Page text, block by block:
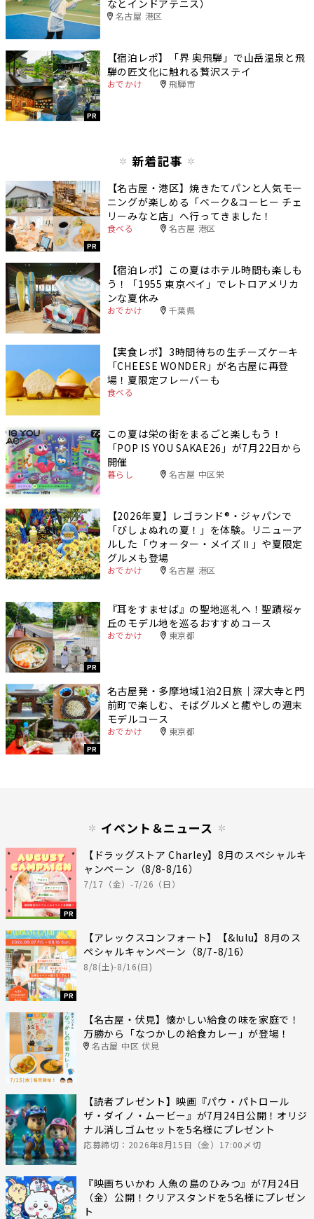
なとインドアテニス）
名古屋 港区
PR
【宿泊レポ】「界 奥飛騨」で山岳温泉と飛
騨の匠文化に触れる贅沢ステイ
おでかけ 飛騨市
新着記事
PR
【名古屋・港区】焼きたてパンと人気モー
ニングが楽しめる「ベーク&コーヒー チェ
リーみなと店」へ行ってきました！
食べる 名古屋 港区
【宿泊レポ】この夏はホテル時間も楽しも
う！「1955 東京ベイ」でレトロアメリカ
ンな夏休み
おでかけ 千葉県
【実食レポ】3時間待ちの生チーズケーキ
「CHEESE WONDER」が名古屋に再登
場！夏限定フレーバーも
食べる
この夏は栄の街をまるごと楽しもう！
「POP IS YOU SAKAE26」が7月22日から
開催
暮らし 名古屋 中区栄
【2026年夏】レゴランド®・ジャパンで
「びしょぬれの夏！」を体験。リニューア
ルした「ウォーター・メイズⅡ」や夏限定
グルメも登場
おでかけ 名古屋 港区
PR
『耳をすませば』の聖地巡礼へ！聖蹟桜ヶ
丘のモデル地を巡るおすすめコース
おでかけ 東京都
PR
名古屋発・多摩地域1泊2日旅｜深大寺と門
前町で楽しむ、そばグルメと癒やしの週末
モデルコース
おでかけ 東京都
イベント＆ニュース
PR
【ドラッグストア Charley】8月のスペシャルキ
ャンペーン（8/8-8/16）
7/17（金）-7/26（日）
PR
【アレックスコンフォート】【&lulu】8月のス
ペシャルキャンペーン（8/7-8/16）
8/8(土)-8/16(日)
【名古屋・伏見】懐かしい給食の味を家庭で！
万勝から「なつかしの給食カレー」が登場！
名古屋 中区 伏見
【読者プレゼント】映画『パウ・パトロール
ザ・ダイノ・ムービー』が7月24日公開！オリジ
ナル消しゴムセットを5名様にプレゼント
応募締切：2026年8月15日（金）17:00〆切
『映画ちいかわ 人魚の島のひみつ』が7月24日
（金）公開！クリアスタンドを5名様にプレゼン
ト